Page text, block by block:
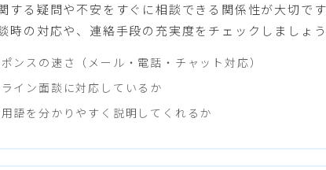
する疑問や不安をすぐに相談できる関係性が大切です
時の対応や、連絡手段の充実度をチェックしましょう
ンスの速さ（メール・電話・チャット対応）
イン面談に対応しているか
語を分かりやすく説明してくれるか